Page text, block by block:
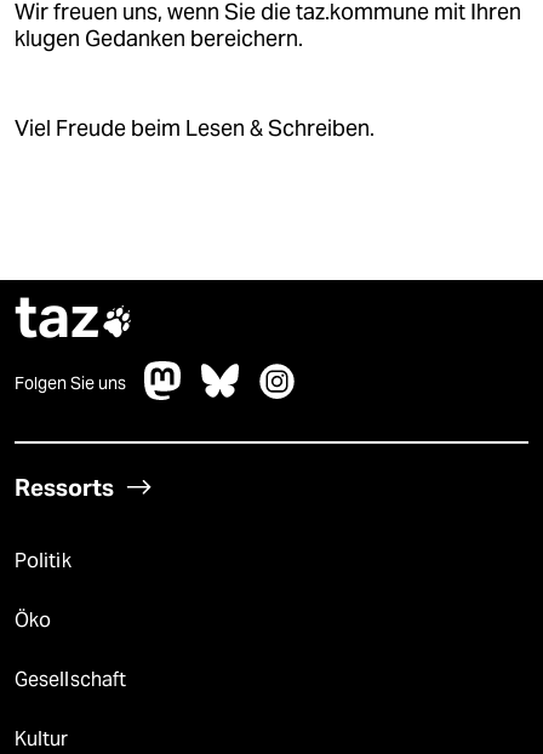
Wir freuen uns, wenn Sie die taz.kommune mit Ihren
klugen Gedanken bereichern.
Viel Freude beim Lesen & Schreiben.
taz
Folgen Sie uns
Ressorts
Politik
Öko
Gesellschaft
Kultur